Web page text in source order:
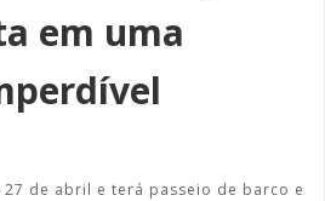
em uma
27 de abril e terá passeio de barco e